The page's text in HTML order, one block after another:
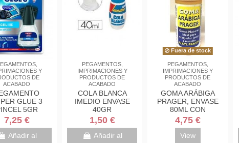
Y
DE
ACABADO
GLUE 3
5GR
7,25 €
Añadir al
PEGAMENTOS,
IMPRIMACIONES Y
PRODUCTOS DE
ACABADO
COLA BLANCA
IMEDIO ENVASE
40GR
1,50 €
Añadir al
Fuera de stock
PEGAMENTOS,
IMPRIMACIONES Y
PRODUCTOS DE
ACABADO
GOMA ARÁBIGA
PRAGER, ENVASE
80ML CON
APLICADOR
4,75 €
View